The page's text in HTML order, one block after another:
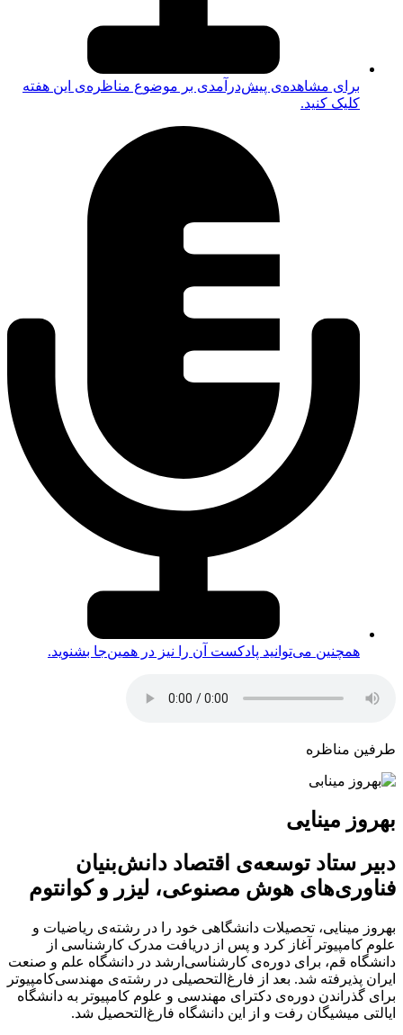
برای مشاهده‌ی پیش‌درآمدی بر موضوع مناظره‌ی این هفته
کلیک کنید.
همچنین می‌توانید پادکست آن را نیز در همین‌جا بشنوید.
طرفین مناظره
بهروز مینایی
دبیر ستاد توسعه‌ی اقتصاد دانش‌بنیان
فناوری‌های هوش مصنوعی، لیزر و کوانتوم
بهروز مینایی، تحصیلات دانشگاهی خود را در رشته‌ی ریاضیات و
علوم کامپیوتر آغاز کرد و پس از دریافت مدرک کارشناسی از
دانشگاه قم، برای دوره‌ی کارشناسی‌ارشد در دانشگاه علم و صنعت
ایران پذیرفته شد. بعد از فارغ‌التحصیلی در رشته‌ی مهندسی‌کامپیوتر
برای گذراندن دوره‌ی دکترای مهندسی و علوم کامپیوتر به دانشگاه
ایالتی میشیگان رفت و از این دانشگاه فارغ‌التحصیل شد.